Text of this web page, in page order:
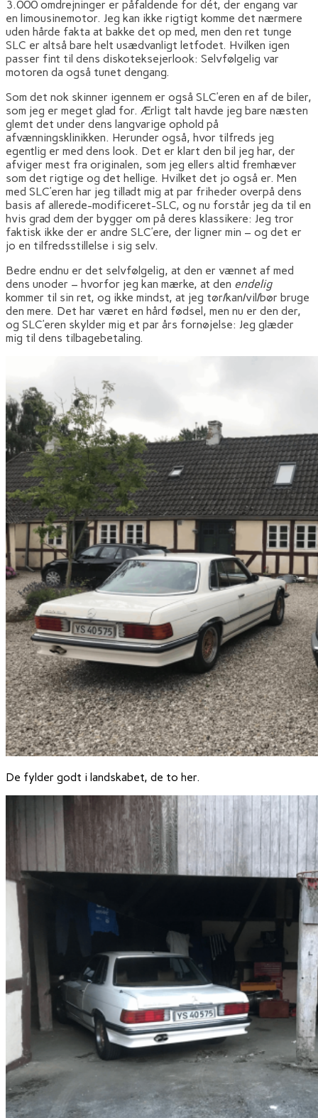
3.000 omdrejninger er påfaldende for dét, der engang var
en limousinemotor. Jeg kan ikke rigtigt komme det nærmere
uden hårde fakta at bakke det op med, men den ret tunge
SLC er altså bare helt usædvanligt letfodet. Hvilken igen
passer fint til dens diskoteksejerlook: Selvfølgelig var
motoren da også tunet dengang.
Som det nok skinner igennem er også SLC’eren en af de biler,
som jeg er meget glad for. Ærligt talt havde jeg bare næsten
glemt det under dens langvarige ophold på
afvænningsklinikken. Herunder også, hvor tilfreds jeg
egentlig er med dens look. Det er klart den bil jeg har, der
afviger mest fra originalen, som jeg ellers altid fremhæver
som det rigtige og det hellige. Hvilket det jo også er. Men
med SLC’eren har jeg tilladt mig at par friheder overpå dens
basis af allerede-modificeret-SLC, og nu forstår jeg da til en
hvis grad dem der bygger om på deres klassikere: Jeg tror
faktisk ikke der er andre SLC’ere, der ligner min – og det er
jo en tilfredsstillelse i sig selv.
Bedre endnu er det selvfølgelig, at den er vænnet af med
dens unoder – hvorfor jeg kan mærke, at den endelig
kommer til sin ret, og ikke mindst, at jeg tør/kan/vil/bør bruge
den mere. Det har været en hård fødsel, men nu er den der,
og SLC’eren skylder mig et par års fornøjelse: Jeg glæder
mig til dens tilbagebetaling.
De fylder godt i landskabet, de to her.